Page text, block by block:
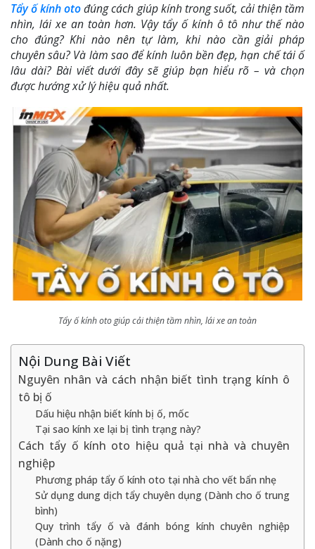
Tẩy ố kính otođúng cách giúp kính trong suốt, cải thiện tầm
nhìn, lái xe an toàn hơn. Vậy tẩy ố kính ô tô như thế nào
cho đúng? Khi nào nên tự làm, khi nào cần giải pháp
chuyên sâu? Và làm sao để kính luôn bền đẹp, hạn chế tái ố
lâu dài? Bài viết dưới đây sẽ giúp bạn hiểu rõ – và chọn
được hướng xử lý hiệu quả nhất.
Tẩy ố kính oto giúp cải thiện tầm nhìn, lái xe an toàn
Nội Dung Bài Viết
Nguyên nhân và cách nhận biết tình trạng kính ô
tô bị ố
Dấu hiệu nhận biết kính bị ố, mốc
Tại sao kính xe lại bị tình trạng này?
Cách tẩy ố kính oto hiệu quả tại nhà và chuyên
nghiệp
Phương pháp tẩy ố kính oto tại nhà cho vết bẩn nhẹ
Sử dụng dung dịch tẩy chuyên dụng (Dành cho ố trung
bình)
Quy trình tẩy ố và đánh bóng kính chuyên nghiệp
(Dành cho ố nặng)